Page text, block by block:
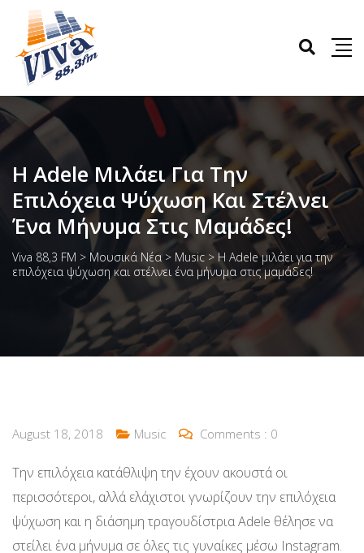
Η Adele Μιλάει Για Την
Επιλόχεια Ψύχωση Και Στέλνει
Ένα Μήνυμα Στις Μαμάδες!
Viva 88,3 FM > Μουσικά Νέα > Music > Η Adele μιλάει για την
επιλόχεια ψύχωση και στέλνει ένα μήνυμα στις μαμάδες!
August 18, 2018 Music Comments : 0
Την επιλόχεια κατάθλιψη την έχουν ακουστά οι
περισσότεροι, αλλά ελάχιστοι γνωρίζουν την επιλόχεια
ψύχωση και η διάσημη τραγουδίστρια Adele θέλησε να
στείλει ένα μήνυμα σε όλες τις γυναίκες μέσω Instagram.